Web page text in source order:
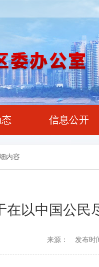
信息公开
内容
在以中国公民
来源： 发布时